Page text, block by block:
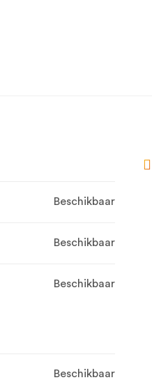
Beschikbaar
Beschikbaar
Beschikbaar
Beschikbaar